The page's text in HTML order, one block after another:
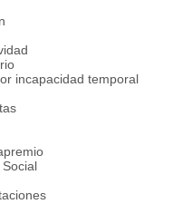
incapacidad temporal